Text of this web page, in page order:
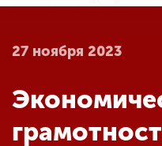
Главная
Абитуриенту
27 ноября 2023